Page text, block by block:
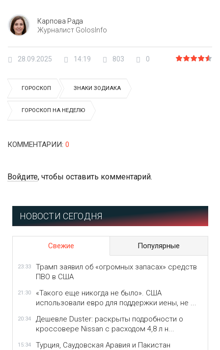
Карпова Рада
Журналист GolosInfo
28.09.2025 14:19 803 0
ГОРОСКОП ЗНАКИ ЗОДИАКА
ГОРОСКОП НА НЕДЕЛЮ
КОММЕНТАРИИ: 0
Войдите, чтобы оставить комментарий.
НОВОСТИ СЕГОДНЯ
Свежие Популярные
23:33
Трамп заявил об «огромных запасах» средств
ПВО в США
21:30
«Такого еще никогда не было». США
использовали евро для поддержки иены, не ...
20:34
Дешевле Duster: раскрыты подробности о
кроссовере Nissan с расходом 4,8 л н...
15:34
Турция, Саудовская Аравия и Пакистан